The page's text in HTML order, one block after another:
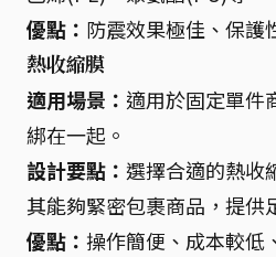
優點： 防震效果極佳、保護
熱收縮膜
適用場景： 適用於固定單件
綁在一起。
設計要點： 選擇合適的熱收
其能夠緊密包裹商品，提供
優點： 操作簡便、成本較低